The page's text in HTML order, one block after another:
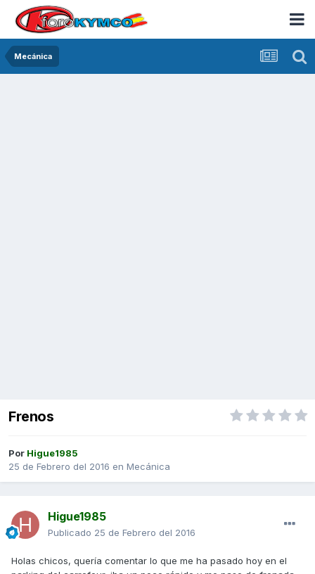
Mecánica
Frenos
Por Higue1985
25 de Febrero del 2016 en Mecánica
Higue1985
Publicado 25 de Febrero del 2016
Holas chicos, quería comentar lo que me ha pasado hoy en el